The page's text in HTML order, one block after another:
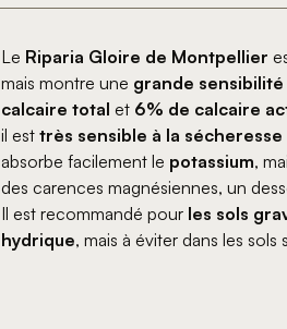
Le Riparia Gloire de Montpellier
mais montre une grande
calcaire total et 6% de calcaire
il est très sensible à la sécheresse
absorbe facilement le potassium,
des carences magnésiennes, un
Il est recommandé pour les sols
hydrique, mais à éviter dans les